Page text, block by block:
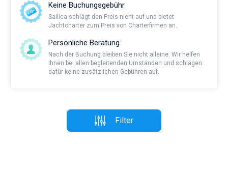
Keine Buchungsgebühr
Sailica schlägt den Preis nicht auf und bietet
Jachtcharter zum Preis von Charterfirmen an.
Persönliche Beratung
Nach der Buchung bleiben Sie nicht alleine. Wir helfen
Ihnen bei allen begleitenden Umständen und schlagen
dafür keine zusätzlichen Gebühren auf.
Filter